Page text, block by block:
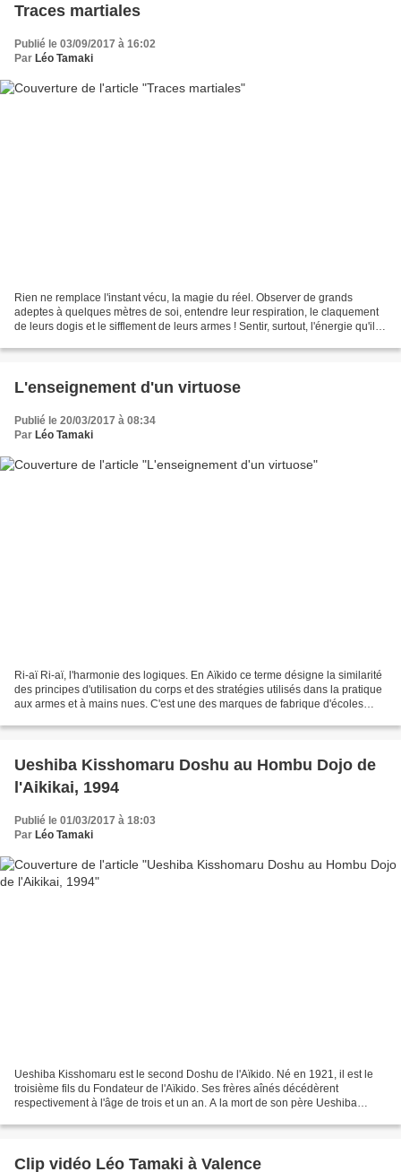
Traces martiales
Publié le 03/09/2017 à 16:02
Par Léo Tamaki
Rien ne remplace l'instant vécu, la magie du réel. Observer de grands
adeptes à quelques mètres de soi, entendre leur respiration, le claquement
de leurs dogis et le sifflement de leurs armes ! Sentir, surtout, l'énergie qu'ils
L'enseignement d'un virtuose
Publié le 20/03/2017 à 08:34
Par Léo Tamaki
Ri-aï Ri-aï, l'harmonie des logiques. En Aïkido ce terme désigne la similarité
des principes d'utilisation du corps et des stratégies utilisés dans la pratique
aux armes et à mains nues. C'est une des marques de fabrique d'écoles
Ueshiba Kisshomaru Doshu au Hombu Dojo de
l'Aikikai, 1994
Publié le 01/03/2017 à 18:03
Par Léo Tamaki
Ueshiba Kisshomaru est le second Doshu de l'Aïkido. Né en 1921, il est le
troisième fils du Fondateur de l'Aïkido. Ses frères aînés décédèrent
respectivement à l'âge de trois et un an. A la mort de son père Ueshiba
Clip vidéo Léo Tamaki à Valence